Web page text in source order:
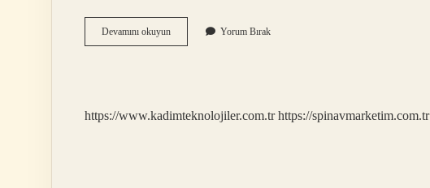
Devamını okuyunÜst
Makama
Mi
Yorum Bırak
https://www.kadimteknolojiler.com.tr https://spinavmarketim.com.tr